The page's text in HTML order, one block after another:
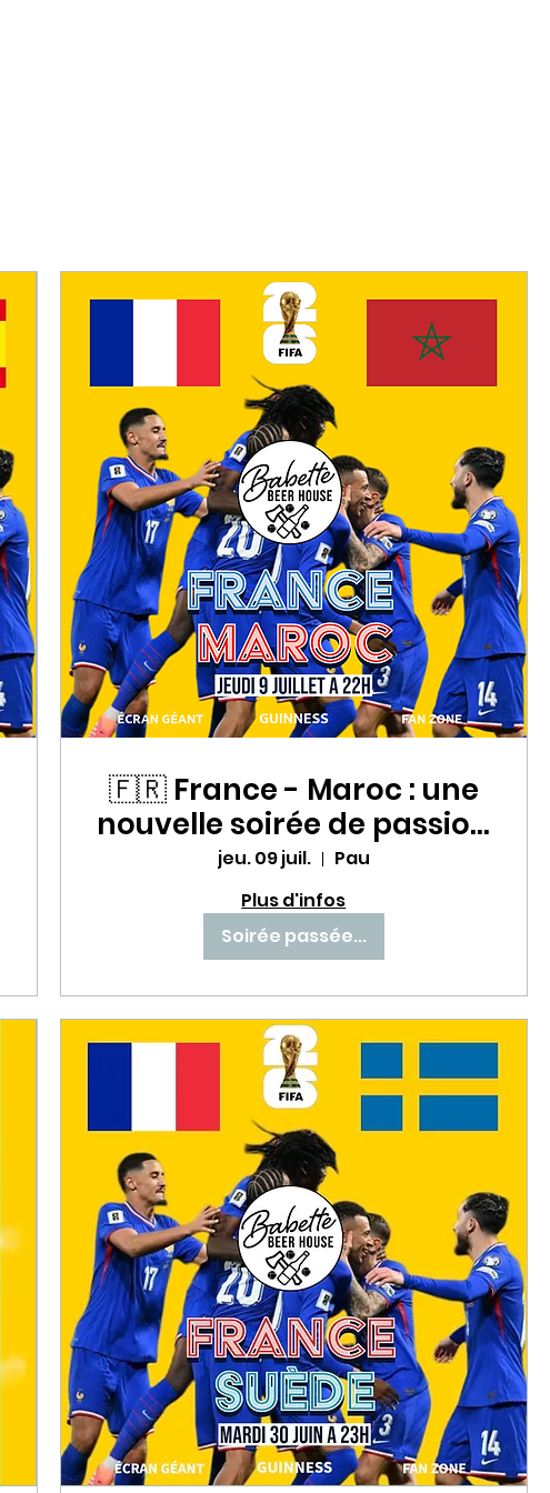
🇫🇷 France - Maroc : une
nouvelle soirée de passion
avec les Bleus au Babette
Beer House ! ⚽🔥
jeu. 09 juil.
Pau
Plus d'infos
Soirée passée...